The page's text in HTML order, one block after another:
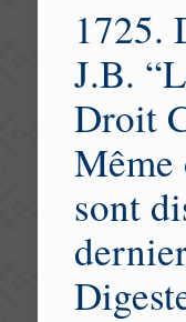
1725.
J.B.
Droit
Même
sont